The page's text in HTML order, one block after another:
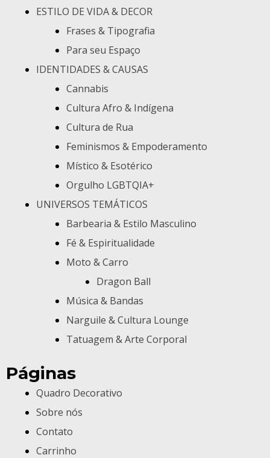
ESTILO DE VIDA & DECOR
Frases & Tipografia
Para seu Espaço
IDENTIDADES & CAUSAS
Cannabis
Cultura Afro & Indígena
Cultura de Rua
Feminismos & Empoderamento
Místico & Esotérico
Orgulho LGBTQIA+
UNIVERSOS TEMÁTICOS
Barbearia & Estilo Masculino
Fé & Espiritualidade
Moto & Carro
Dragon Ball
Música & Bandas
Narguile & Cultura Lounge
Tatuagem & Arte Corporal
Páginas
Quadro Decorativo
Sobre nós
Contato
Carrinho